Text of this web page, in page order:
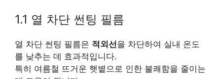
1.1 열 차단 썬팅 필름
열 차단 썬팅 필름은 적외선을 차단하여 실내 온도
를 낮추는 데 효과적입니다.
특히 여름철 뜨거운 햇볕으로 인한 불쾌함을 줄이는